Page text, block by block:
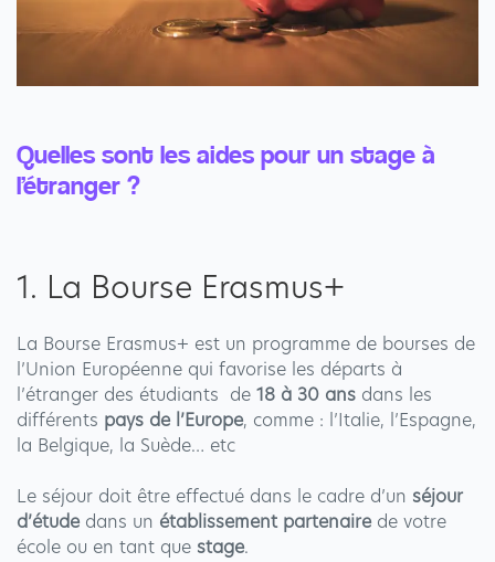
Quelles sont les aides pour un stage à
l’étranger ?
1. La Bourse Erasmus+
La Bourse Erasmus+ est un programme de bourses de
l’Union Européenne qui favorise les départs à
l’étranger des étudiants de 18 à 30 ans dans les
différents pays de l’Europe, comme : l’Italie, l’Espagne,
la Belgique, la Suède… etc
Le séjour doit être effectué dans le cadre d’un séjour
d’étude dans un établissement partenaire de votre
école ou en tant que stage.